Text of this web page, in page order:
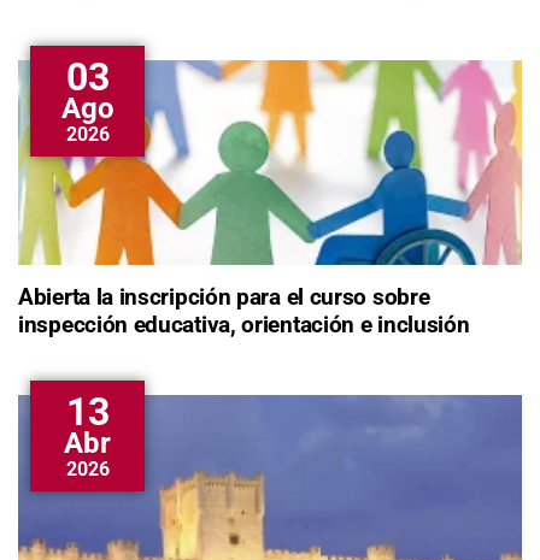
03
Ago
2026
Abierta la inscripción para el curso sobre
inspección educativa, orientación e inclusión
13
Abr
2026